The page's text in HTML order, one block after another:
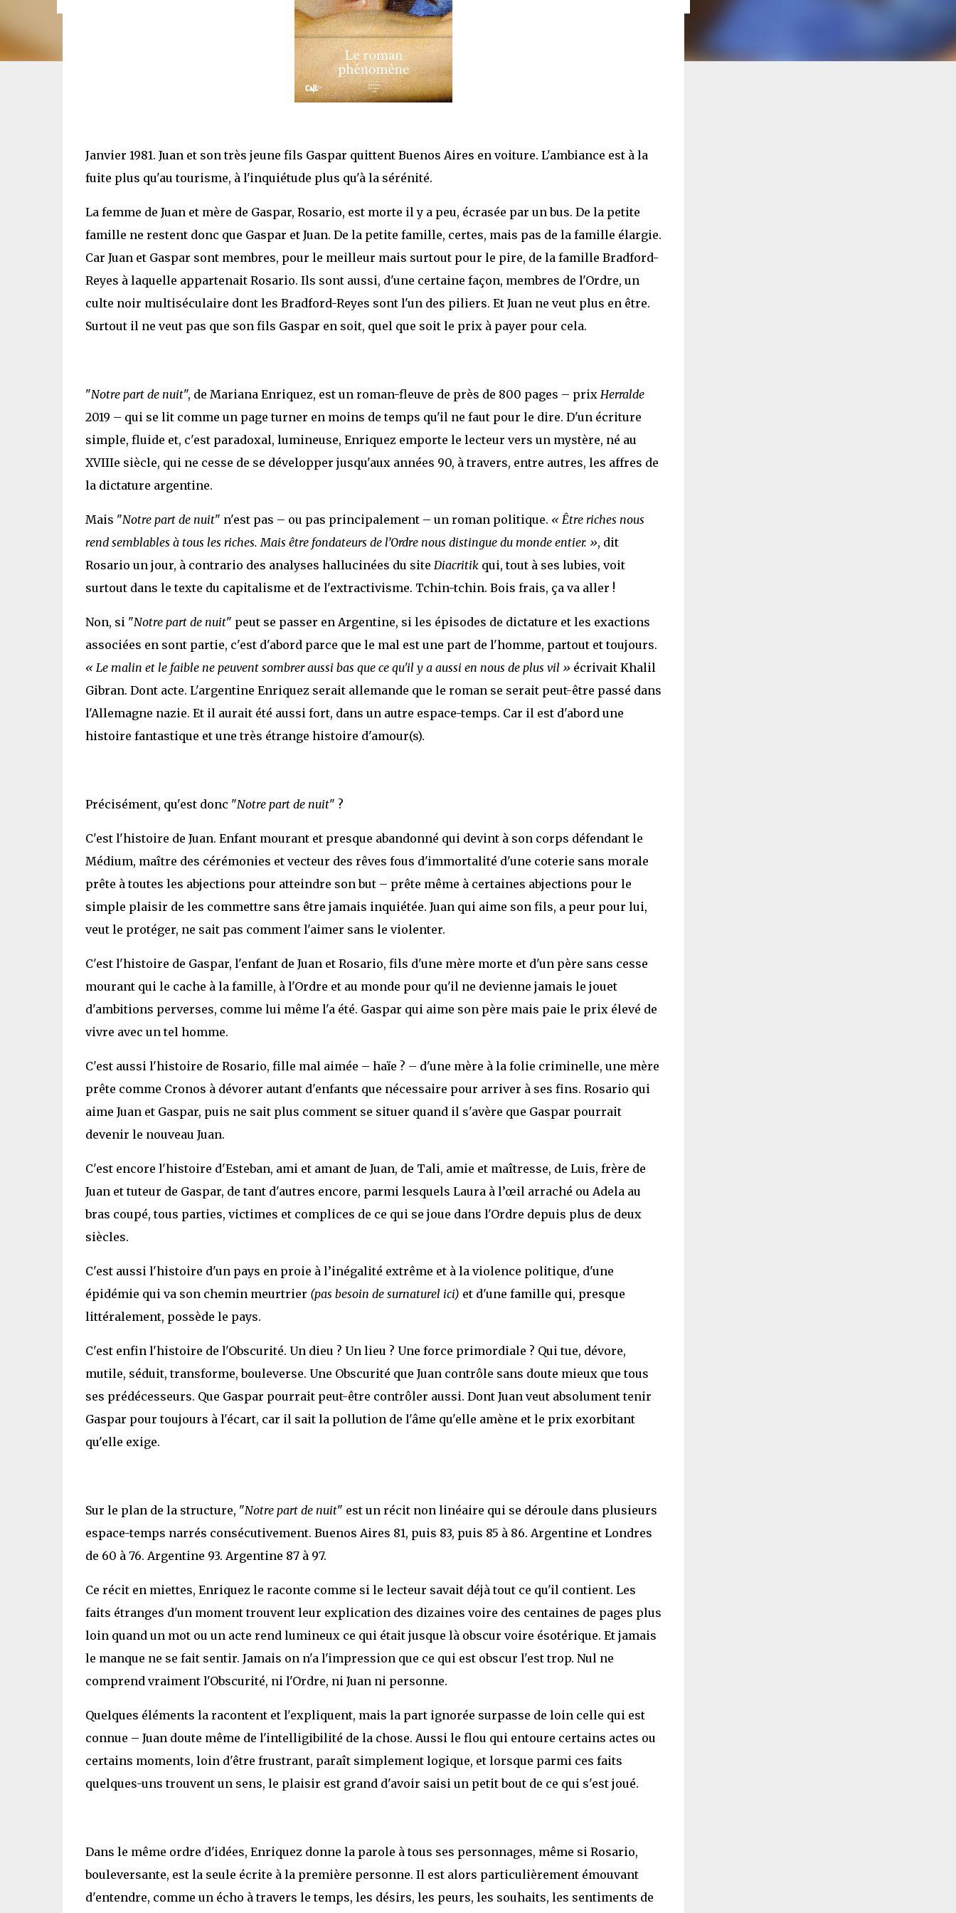
Janvier 1981. Juan et son très jeune fils Gaspar quittent Buenos Aires en voiture. L'ambiance est à la
fuite plus qu'au tourisme, à l'inquiétude plus qu'à la sérénité.
La femme de Juan et mère de Gaspar, Rosario, est morte il y a peu, écrasée par un bus. De la petite
famille ne restent donc que Gaspar et Juan. De la petite famille, certes, mais pas de la famille élargie.
Car Juan et Gaspar sont membres, pour le meilleur mais surtout pour le pire, de la famille Bradford-
Reyes à laquelle appartenait Rosario. Ils sont aussi, d'une certaine façon, membres de l'Ordre, un
culte noir multiséculaire dont les Bradford-Reyes sont l'un des piliers. Et Juan ne veut plus en être.
Surtout il ne veut pas que son fils Gaspar en soit, quel que soit le prix à payer pour cela.
"Notre part de nuit", de Mariana Enriquez, est un roman-fleuve de près de 800 pages – prix Herralde
2019 – qui se lit comme un page turner en moins de temps qu'il ne faut pour le dire. D'un écriture
simple, fluide et, c'est paradoxal, lumineuse, Enriquez emporte le lecteur vers un mystère, né au
XVIIIe siècle, qui ne cesse de se développer jusqu'aux années 90, à travers, entre autres, les affres de
la dictature argentine.
Mais "Notre part de nuit" n'est pas – ou pas principalement – un roman politique. « Être riches nous
rend semblables à tous les riches. Mais être fondateurs de l’Ordre nous distingue du monde entier. », dit
Rosario un jour, à contrario des analyses hallucinées du site Diacritikqui, tout à ses lubies, voit
surtout dans le texte du capitalisme et de l'extractivisme. Tchin-tchin. Bois frais, ça va aller !
Non, si "Notre part de nuit" peut se passer en Argentine, si les épisodes de dictature et les exactions
associées en sont partie, c'est d'abord parce que le mal est une part de l'homme, partout et toujours.
« Le malin et le faible ne peuvent sombrer aussi bas que ce qu'il y a aussi en nous de plus vil » écrivait Khalil
Gibran. Dont acte. L'argentine Enriquez serait allemande que le roman se serait peut-être passé dans
l'Allemagne nazie. Et il aurait été aussi fort, dans un autre espace-temps. Car il est d'abord une
histoire fantastique et une très étrange histoire d'amour(s).
Précisément, qu'est donc "Notre part de nuit" ?
C'est l'histoire de Juan. Enfant mourant et presque abandonné qui devint à son corps défendant le
Médium, maître des cérémonies et vecteur des rêves fous d'immortalité d'une coterie sans morale
prête à toutes les abjections pour atteindre son but – prête même à certaines abjections pour le
simple plaisir de les commettre sans être jamais inquiétée. Juan qui aime son fils, a peur pour lui,
veut le protéger, ne sait pas comment l'aimer sans le violenter.
C'est l'histoire de Gaspar, l'enfant de Juan et Rosario, fils d'une mère morte et d'un père sans cesse
mourant qui le cache à la famille, à l'Ordre et au monde pour qu'il ne devienne jamais le jouet
d'ambitions perverses, comme lui même l'a été. Gaspar qui aime son père mais paie le prix élevé de
vivre avec un tel homme.
C'est aussi l'histoire de Rosario, fille mal aimée – haïe ? – d'une mère à la folie criminelle, une mère
prête comme Cronos à dévorer autant d'enfants que nécessaire pour arriver à ses fins. Rosario qui
aime Juan et Gaspar, puis ne sait plus comment se situer quand il s'avère que Gaspar pourrait
devenir le nouveau Juan.
C'est encore l'histoire d'Esteban, ami et amant de Juan, de Tali, amie et maîtresse, de Luis, frère de
Juan et tuteur de Gaspar, de tant d'autres encore, parmi lesquels Laura à l’œil arraché ou Adela au
bras coupé, tous parties, victimes et complices de ce qui se joue dans l'Ordre depuis plus de deux
siècles.
C'est aussi l'histoire d'un pays en proie à l’inégalité extrême et à la violence politique, d'une
épidémie qui va son chemin meurtrier (pas besoin de surnaturel ici) et d'une famille qui, presque
littéralement, possède le pays.
C'est enfin l'histoire de l'Obscurité. Un dieu ? Un lieu ? Une force primordiale ? Qui tue, dévore,
mutile, séduit, transforme, bouleverse. Une Obscurité que Juan contrôle sans doute mieux que tous
ses prédécesseurs. Que Gaspar pourrait peut-être contrôler aussi. Dont Juan veut absolument tenir
Gaspar pour toujours à l'écart, car il sait la pollution de l'âme qu'elle amène et le prix exorbitant
qu'elle exige.
Sur le plan de la structure, "Notre part de nuit" est un récit non linéaire qui se déroule dans plusieurs
espace-temps narrés consécutivement. Buenos Aires 81, puis 83, puis 85 à 86. Argentine et Londres
de 60 à 76. Argentine 93. Argentine 87 à 97.
Ce récit en miettes, Enriquez le raconte comme si le lecteur savait déjà tout ce qu'il contient. Les
faits étranges d'un moment trouvent leur explication des dizaines voire des centaines de pages plus
loin quand un mot ou un acte rend lumineux ce qui était jusque là obscur voire ésotérique. Et jamais
le manque ne se fait sentir. Jamais on n'a l'impression que ce qui est obscur l'est trop. Nul ne
comprend vraiment l'Obscurité, ni l'Ordre, ni Juan ni personne.
Quelques éléments la racontent et l'expliquent, mais la part ignorée surpasse de loin celle qui est
connue – Juan doute même de l'intelligibilité de la chose. Aussi le flou qui entoure certains actes ou
certains moments, loin d'être frustrant, paraît simplement logique, et lorsque parmi ces faits
quelques-uns trouvent un sens, le plaisir est grand d'avoir saisi un petit bout de ce qui s'est joué.
Dans le même ordre d'idées, Enriquez donne la parole à tous ses personnages, même si Rosario,
bouleversante, est la seule écrite à la première personne. Il est alors particulièrement émouvant
d'entendre, comme un écho à travers le temps, les désirs, les peurs, les souhaits, les sentiments de